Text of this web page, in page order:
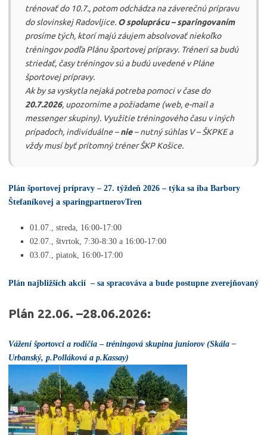
trénovať do 10.7., potom odchádza na záverečnú prípravu
do slovinskej Radovljice. O spoluprácu – sparingovaním
prosíme tých, ktorí majú záujem absolvovať niekoľko
tréningov podľa Plánu športovej prípravy. Tréneri sa budú
striedať, časy tréningov sú a budú uvedené v Pláne
športovej prípravy.
Ak by sa vyskytla nejaká potreba pomoci v čase do
20.7.2026, upozorníme a požiadame (web, e-mail a
messenger skupiny). Využitie tréningového času v iných
prípadoch, individuálne –nie– nutný súhlas V – ŠKPKE a
vždy musí byť prítomný tréner ŠKP Košice.
Plán športovej prípravy – 27. týždeň 2026 – týka sa iba Barbory
Štefaníkovej a sparingpartnerovTren
01.07., streda, 16:00-17:00
02.07., štvrtok, 7:30-8:30 a 16:00-17:00
03.07., piatok, 16:00-17:00
Plán najbližších akcií – sa spracováva a bude postupne zverejňovaný
Plán 22.06. –28.06.2026:
Vážení športovci a rodičia – tréningová skupina juniorov (Skála –
Urbanský, p.Polláková a p.Kassay)